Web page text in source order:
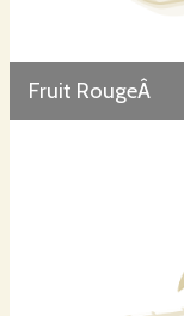
Fruit RougeÂ